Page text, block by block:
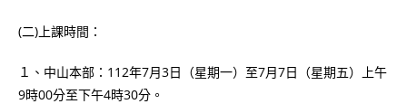
(二)上課時間：
１、中山本部：112年7月3日（星期一）至7月7日（星期五）上午
9時00分至下午4時30分。